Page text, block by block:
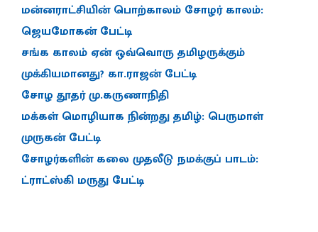
மன்னராட்சியின் பொற்காலம் சோழர் காலம்:
ஜெயமோகன் பேட்டி
சங்க காலம் ஏன் ஒவ்வொரு தமிழருக்கும்
முக்கியமானது? கா.ராஜன் பேட்டி
சோழ தூதர் மு.கருணாநிதி
மக்கள் மொழியாக நின்றது தமிழ்: பெருமாள்
முருகன் பேட்டி
சோழர்களின் கலை முதலீடு நமக்குப் பாடம்:
ட்ராட்ஸ்கி மருது பேட்டி